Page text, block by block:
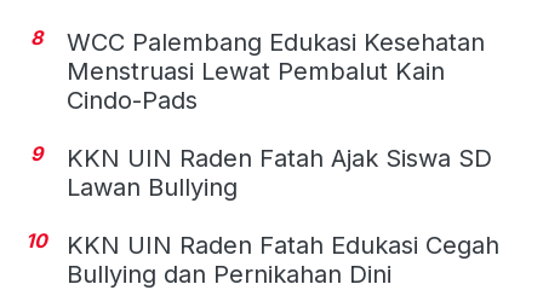
8
WCC Palembang Edukasi Kesehatan
Menstruasi Lewat Pembalut Kain
Cindo-Pads
9
KKN UIN Raden Fatah Ajak Siswa SD
Lawan Bullying
10
KKN UIN Raden Fatah Edukasi Cegah
Bullying dan Pernikahan Dini